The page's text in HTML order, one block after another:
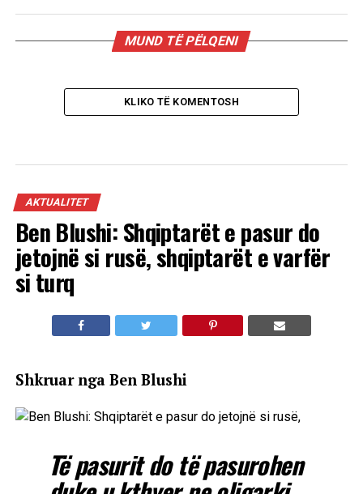
MUND TË PËLQENI
KLIKO TË KOMENTOSH
AKTUALITET
Ben Blushi: Shqiptarët e pasur do
jetojnë si rusë, shqiptarët e varfër
si turq
Shkruar nga Ben Blushi
Të pasurit do të pasurohen